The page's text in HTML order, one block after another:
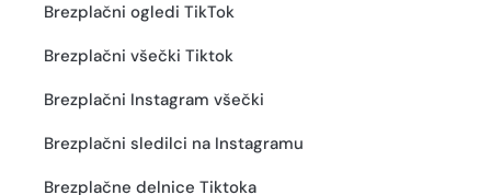
Brezplačni ogledi TikTok
Brezplačni všečki Tiktok
Brezplačni Instagram všečki
Brezplačni sledilci na Instagramu
Brezplačne delnice Tiktoka